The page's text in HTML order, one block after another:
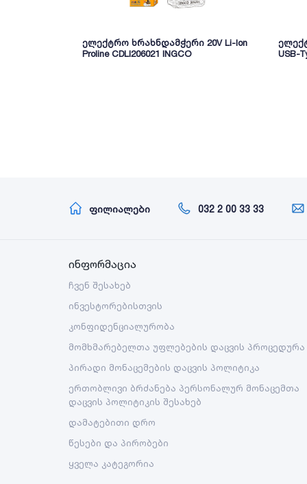
ელექტრო ხრახნდამჭერი 20V Li-Ion
Proline CDLI206021 INGCO
USB-
ფილიალები 032 2 00 33 33
ინფორმაცია
ჩვენ შესახებ
ინვესტორებისთვის
კონფიდენციალურობა
მომხმარებელთა უფლებების დაცვის პროცედურა
პირადი მონაცემების დაცვის პოლიტიკა
ერთობლივი ბრძანება პერსონალურ მონაცემთა
დაცვის პოლიტიკის შესახებ
დამატებითი დრო
წესები და პირობები
ყველა კატეგორია